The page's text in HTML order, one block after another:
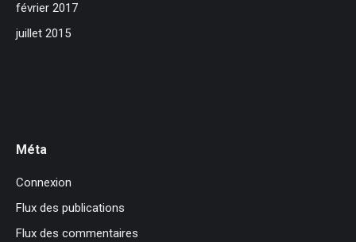
février 2017
juillet 2015
Méta
Connexion
Flux des publications
Flux des commentaires